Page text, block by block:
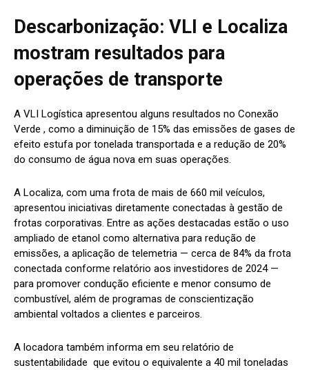
Descarbonização: VLI e Localiza
mostram resultados para
operações de transporte
A VLI Logística apresentou alguns resultados no Conexão
Verde , como a diminuição de 15% das emissões de gases de
efeito estufa por tonelada transportada e a redução de 20%
do consumo de água nova em suas operações.
A Localiza, com uma frota de mais de 660 mil veículos,
apresentou iniciativas diretamente conectadas à gestão de
frotas corporativas. Entre as ações destacadas estão o uso
ampliado de etanol como alternativa para redução de
emissões, a aplicação de telemetria — cerca de 84% da frota
conectada conforme relatório aos investidores de 2024 —
para promover condução eficiente e menor consumo de
combustível, além de programas de conscientização
ambiental voltados a clientes e parceiros.
A locadora também informa em seu relatório de
sustentabilidade que evitou o equivalente a 40 mil toneladas